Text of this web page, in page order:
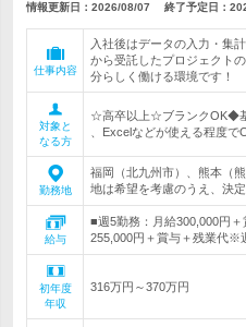
情報更新日：2026/08/07 終了予定日：
仕事内容
入社後はデータの入力・集
から受託したプロジェクト
分らしく働ける環境です！
対象と
なる方
☆高卒以上☆ブランクOK◆
、Excelなどが使える程度
勤務地
福岡（北九州市）、熊本（
地は希望を考慮のうえ、決
給与
■週5勤務：月給300,000円
255,000円＋賞与＋残業代※
初年度
年収
316万円～370万円